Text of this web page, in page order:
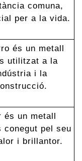
comuna,
per a la vida.
és un metall
utilitzat a la
i la
és un metall
conegut pel seu
i brillantor.